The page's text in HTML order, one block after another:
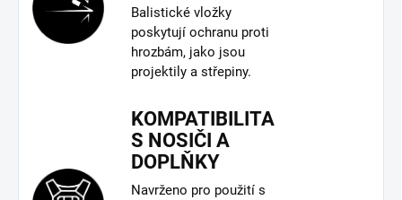
Balistické vložky
poskytují ochranu proti
hrozbám, jako jsou
projektily a střepiny.
KOMPATIBILITA
S NOSIČI A
DOPLŇKY
Navrženo pro použití s